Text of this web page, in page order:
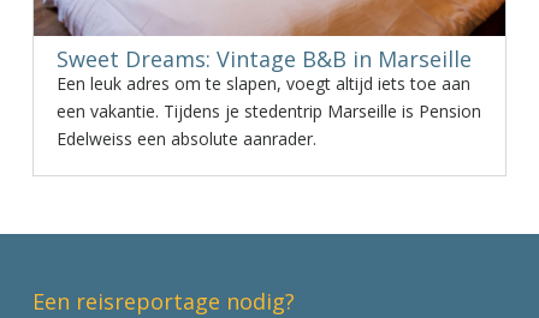
Sweet Dreams: Vintage B&B in Marseille
Een leuk adres om te slapen, voegt altijd iets toe aan
een vakantie. Tijdens je stedentrip Marseille is Pension
Edelweiss een absolute aanrader.
Een reisreportage nodig?